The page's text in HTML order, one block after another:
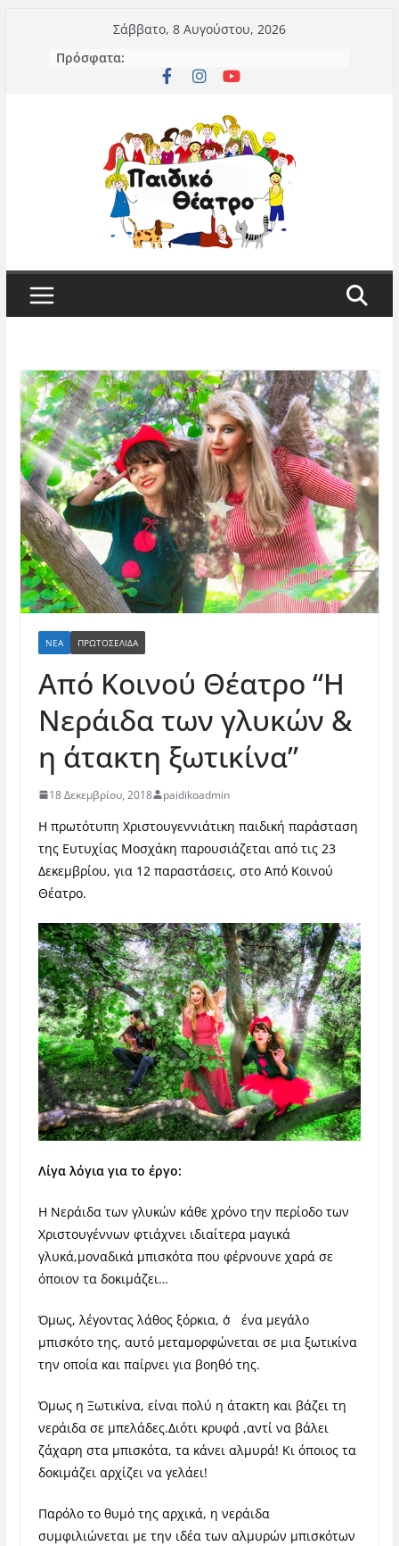
περιεχόμενο
Σάββατο, 8 Αυγούστου, 2026
Πρόσφατα:
ΝΈΑ ΠΡΩΤΟΣΕΛΙΔΑ
Από Κοινού Θέατρο “Η
Νεράιδα των γλυκών &
η άτακτη ξωτικίνα”
18 Δεκεμβρίου, 2018 paidikoadmin
Η πρωτότυπη Χριστουγεννιάτικη παιδική παράσταση
της Ευτυχίας Μοσχάκη παρουσιάζεται από τις 23
Δεκεμβρίου, για 12 παραστάσεις, στο Από Κοινού
Θέατρο.
Λίγα λόγια για το έργο:
Η Νεράιδα των γλυκών κάθε χρόνο την περίοδο των
Χριστουγέννων φτιάχνει ιδιαίτερα μαγικά
γλυκά,μοναδικά μπισκότα που φέρνουνε χαρά σε
όποιον τα δοκιμάζει…
Όμως, λέγοντας λάθος ξόρκια, σ΄ ένα μεγάλο
μπισκότο της, αυτό μεταμορφώνεται σε μια ξωτικίνα
την οποία και παίρνει για βοηθό της.
Όμως η Ξωτικίνα, είναι πολύ η άτακτη και βάζει τη
νεράιδα σε μπελάδες.Διότι κρυφά ,αντί να βάλει
ζάχαρη στα μπισκότα, τα κάνει αλμυρά! Κι όποιος τα
δοκιμάζει αρχίζει να γελάει!
Παρόλο το θυμό της αρχικά, η νεράιδα
συμφιλιώνεται με την ιδέα των αλμυρών μπισκότων